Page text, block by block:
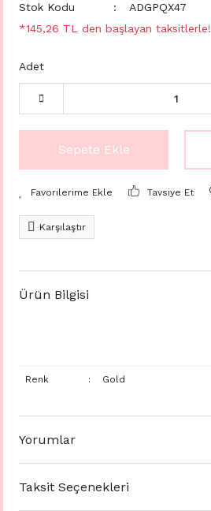
Stok Kodu
ADGPQX47
*145,26 TL den başlayan taksitlerle!
Adet
Sepete Ekle
Tavsiye Et
Karşılaştır
Ürün Bilgisi
Renk : Gold
Yorumlar
Taksit Seçenekleri